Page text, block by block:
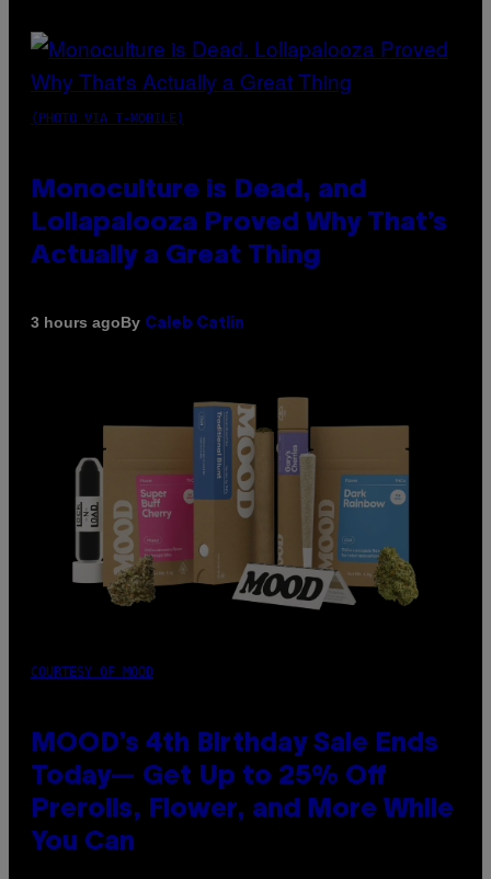
(PHOTO VIA T-MOBILE)
Monoculture is Dead, and
Lollapalooza Proved Why That’s
Actually a Great Thing
3 hours agoBy Caleb Catlin
COURTESY OF MOOD
MOOD’s 4th Birthday Sale Ends
Today— Get Up to 25% Off
Prerolls, Flower, and More While
You Can